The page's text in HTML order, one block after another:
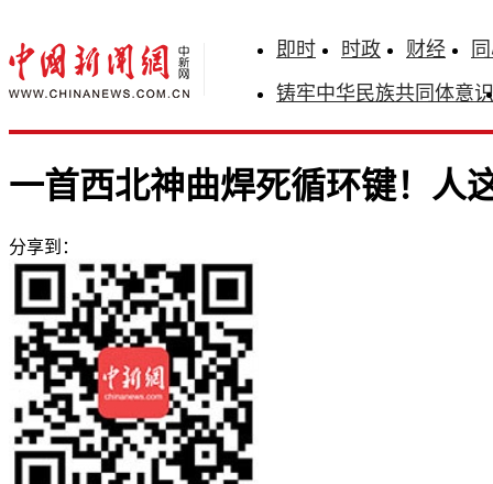
即时 时政 财经
铸牢中华民族共同体意识
一首西北神曲焊死循环键！人
分享到：